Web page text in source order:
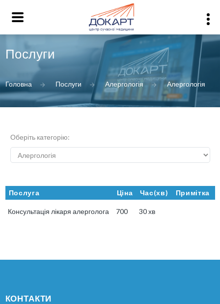
Послуги
Головна Послуги Алергологія Алергологія
Оберіть категорію:
Послуга Ціна Час(хв) Примітка
Консультація лікаря алерголога 700 30 хв
КОНТАКТИ